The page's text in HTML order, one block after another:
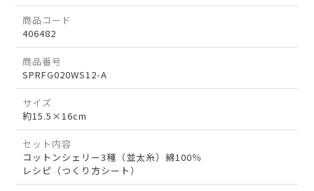
商品コード
406482
商品番号
SPRFG020WS12-A
サイズ
約15.5×16cm
セット内容
コットンシェリー3種（並太糸）綿100％
レシピ（つくり方シート）